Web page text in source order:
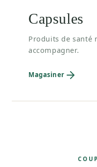
Capsules
Produits de santé
accompagner.
Magasiner